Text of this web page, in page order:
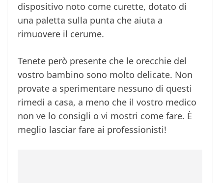
dispositivo noto come curette, dotato di
una paletta sulla punta che aiuta a
rimuovere il cerume.
Tenete però presente che le orecchie del
vostro bambino sono molto delicate. Non
provate a sperimentare nessuno di questi
rimedi a casa, a meno che il vostro medico
non ve lo consigli o vi mostri come fare. È
meglio lasciar fare ai professionisti!